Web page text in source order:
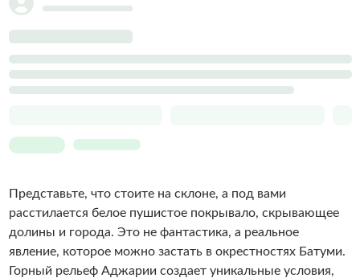
Представьте, что стоите на склоне, а под вами
расстилается белое пушистое покрывало, скрывающее
долины и города. Это не фантастика, а реальное
явление, которое можно застать в окрестностях Батуми.
Горный рельеф Аджарии создает уникальные условия,